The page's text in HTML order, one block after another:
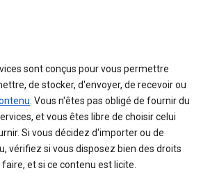
sont conçus pour vous permettre
de stocker, d'envoyer, de recevoir ou
. Vous n'êtes pas obligé de fournir du
et vous êtes libre de choisir celui
Si vous décidez d'importer ou de
vérifiez si vous disposez bien des droits
et si ce contenu est licite.